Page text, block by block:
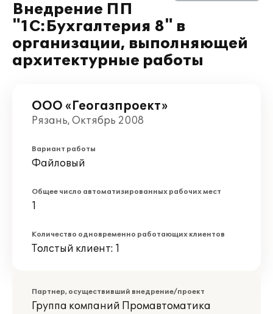
Внедрение ПП
"1С:Бухгалтерия 8" в
организации, выполняющей
архитектурные работы
ООО «Геогазпроект»
Рязань, Октябрь 2008
Вариант работы
Файловый
Общее число автоматизированных рабочих мест
1
Количество одновременно работающих клиентов
Толстый клиент: 1
Партнер, осуществивший внедрение/проект
Группа компаний Промавтоматика